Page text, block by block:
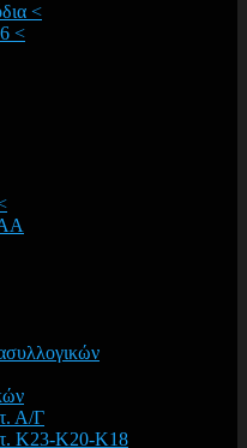
<
<
Α/Γ
Κ23-Κ20-Κ18